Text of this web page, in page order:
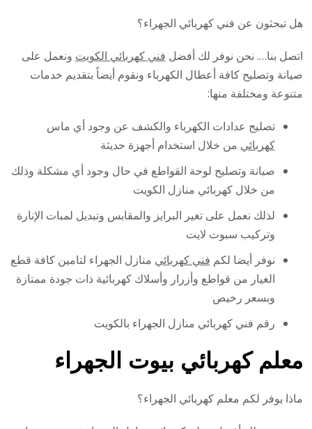
هل تبحثون عن فني كهربائي الجهراء؟
اتصل بنا…. نحن نوفر لك أفضل فني كهربائي الكويت ونعمل على
صيانة وتصليح كافة أعطال الكهرباء ونقوم أيضاً بتقديم خدمات
متنوعة ومختلفة منها:
تصليح عدادات الكهرباء والكشف عن وجود أي ماس
كهربائي من خلال استخدام أجهزة حديثة
صيانة وتصليح لوحة القواطع في حال وجود أي مشكلة وذلك
من خلال كهربائي منازل الكويت
لذلك نعمل على تغير البرايز والمقابس وتبديل لمبات الإنارة
وتركيب سبوت لايت
نوفر أيضا لكم فني كهربائي منازل الجهراء لتامين كافة قطع
الغيار من قواطع وأزرار وأسلاك كهربائية ذات جودة ممتازة
وبسعر رخيص
رقم فني كهربائي منازل الجهراء بالكويت
معلم كهربائي بيوت الجهراء
ماذا يوفر لكم معلم كهربائي الجهراء؟